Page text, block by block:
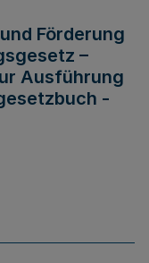
Förderung
–
Ausführung
-